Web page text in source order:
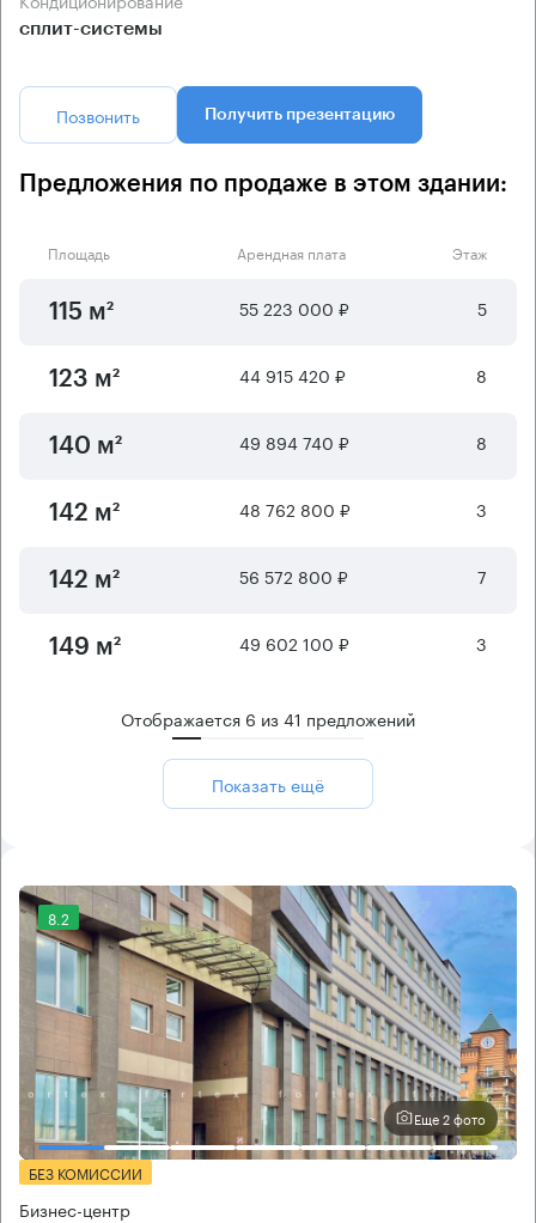
сплит-системы
Позвонить Получить презентацию
Предложения по продаже в этом здании:
Площадь Арендная плата Этаж
115 м² 55 223 000 ₽ 5
123 м² 44 915 420 ₽ 8
140 м² 49 894 740 ₽ 8
142 м² 48 762 800 ₽ 3
142 м² 56 572 800 ₽ 7
149 м² 49 602 100 ₽ 3
Отображается 6 из41 предложений
Показать ещё
8.2
Еще 2 фото
БЕЗ КОМИССИИ
Бизнес-центр